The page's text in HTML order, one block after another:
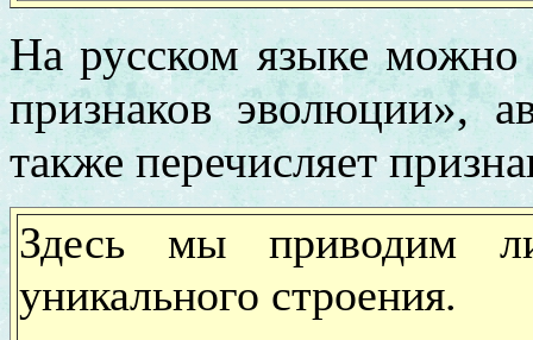
На русском языке
признаков эволюции»,
также перечисляет
Здесь мы приводим
уникального строения.